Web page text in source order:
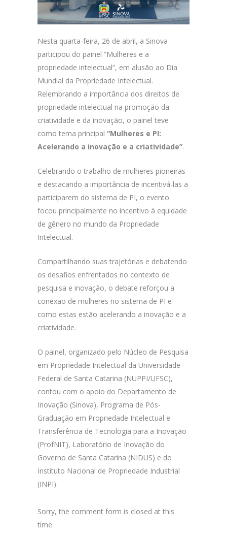
Nesta quarta-feira, 26 de abril, a Sinova
participou do painel “Mulheres e a
propriedade intelectual”, em alusão ao Dia
Mundial da Propriedade Intelectual.
Relembrando a importância dos direitos de
propriedade intelectual na promoção da
criatividade e da inovação, o painel teve
como tema principal “Mulheres e PI:
Acelerando a inovação e a criatividade”.
Celebrando o trabalho de mulheres pioneiras
e destacando a importância de incentivá-las a
participarem do sistema de PI, o evento
focou principalmente no incentivo à equidade
de gênero no mundo da Propriedade
Intelectual.
Compartilhando suas trajetórias e debatendo
os desafios enfrentados no contexto de
pesquisa e inovação, o debate reforçou a
conexão de mulheres no sistema de PI e
como estas estão acelerando a inovação e a
criatividade.
O painel, organizado pelo Núcleo de Pesquisa
em Propriedade Intelectual da Universidade
Federal de Santa Catarina (NUPPI/UFSC),
contou com o apoio do Departamento de
Inovação (Sinova), Programa de Pós-
Graduação em Propriedade Intelectual e
Transferência de Tecnologia para a Inovação
(ProfNIT), Laboratório de Inovação do
Governo de Santa Catarina (NIDUS) e do
Instituto Nacional de Propriedade Industrial
(INPI).
Sorry, the comment form is closed at this
time.